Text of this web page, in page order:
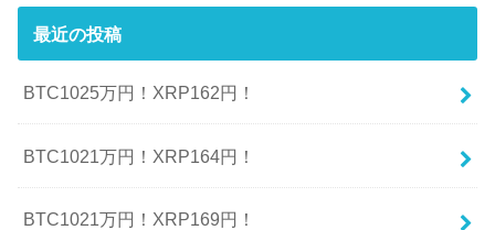
最近の投稿
BTC1025万円！XRP162円！
BTC1021万円！XRP164円！
BTC1021万円！XRP169円！